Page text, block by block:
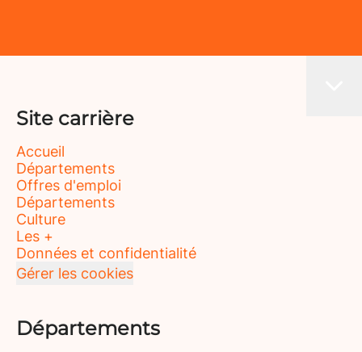
Site carrière
Accueil
Départements
Offres d'emploi
Départements
Culture
Les +
Données et confidentialité
Gérer les cookies
Départements